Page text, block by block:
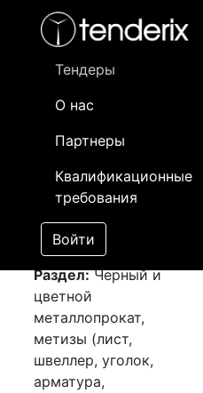
Тендеры
О нас
Партнеры
Квалификационные
требования
Войти
- активный лот
- сохраненный лот (не
Закуп: Каток
[Завершен]
Лот №:
АУКЦИОН (покупка
товара)
Раздел:Черный и
цветной
металлопрокат,
метизы (лист,
швеллер, уголок,
арматура,